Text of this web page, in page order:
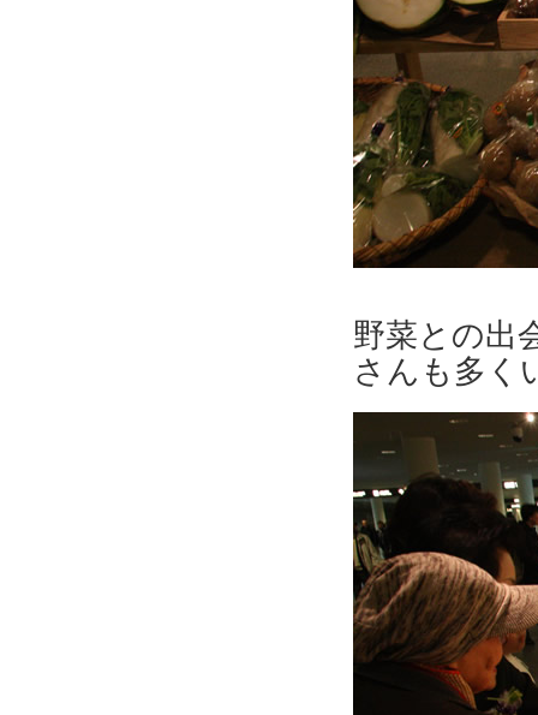
野菜との出
さんも多く